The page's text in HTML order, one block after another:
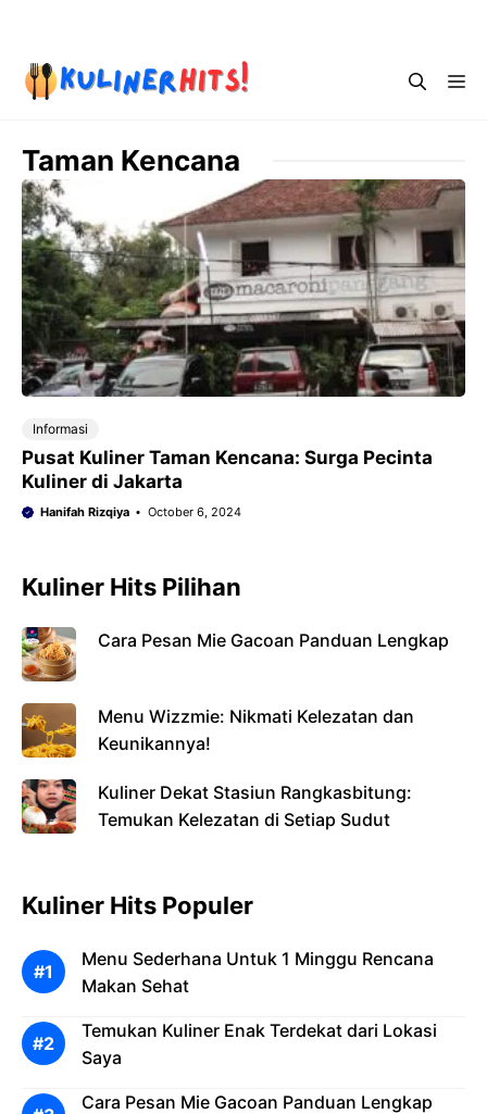
content
Taman Kencana
Informasi
Pusat Kuliner Taman Kencana: Surga Pecinta
Kuliner di Jakarta
Hanifah Rizqiya October 6, 2024
Kuliner Hits Pilihan
Cara Pesan Mie Gacoan Panduan Lengkap
Menu Wizzmie: Nikmati Kelezatan dan
Keunikannya!
Kuliner Dekat Stasiun Rangkasbitung:
Temukan Kelezatan di Setiap Sudut
Kuliner Hits Populer
Menu Sederhana Untuk 1 Minggu Rencana
Makan Sehat
Temukan Kuliner Enak Terdekat dari Lokasi
Saya
Cara Pesan Mie Gacoan Panduan Lengkap